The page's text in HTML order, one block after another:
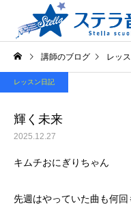
講師のブログ レッ
レッスン日記
輝く未来
2025.12.27
キムチおにぎりちゃん
先週はやっていた曲も何